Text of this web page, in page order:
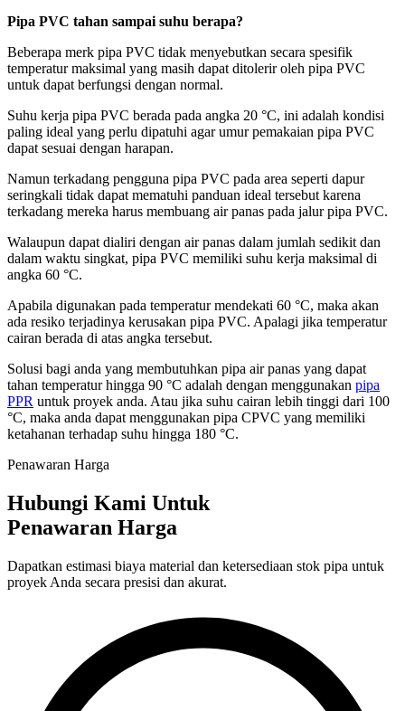
Pipa PVC tahan sampai suhu berapa?
Beberapa merk pipa PVC tidak menyebutkan secara spesifik
temperatur maksimal yang masih dapat ditolerir oleh pipa PVC
untuk dapat berfungsi dengan normal.
Suhu kerja pipa PVC berada pada angka 20 °C, ini adalah kondisi
paling ideal yang perlu dipatuhi agar umur pemakaian pipa PVC
dapat sesuai dengan harapan.
Namun terkadang pengguna pipa PVC pada area seperti dapur
seringkali tidak dapat mematuhi panduan ideal tersebut karena
terkadang mereka harus membuang air panas pada jalur pipa PVC.
Walaupun dapat dialiri dengan air panas dalam jumlah sedikit dan
dalam waktu singkat, pipa PVC memiliki suhu kerja maksimal di
angka 60 °C.
Apabila digunakan pada temperatur mendekati 60 °C, maka akan
ada resiko terjadinya kerusakan pipa PVC. Apalagi jika temperatur
cairan berada di atas angka tersebut.
Solusi bagi anda yang membutuhkan pipa air panas yang dapat
tahan temperatur hingga 90 °C adalah dengan menggunakan pipa
PPR untuk proyek anda. Atau jika suhu cairan lebih tinggi dari 100
°C, maka anda dapat menggunakan pipa CPVC yang memiliki
ketahanan terhadap suhu hingga 180 °C.
Penawaran Harga
Hubungi Kami Untuk
Penawaran Harga
Dapatkan estimasi biaya material dan ketersediaan stok pipa untuk
proyek Anda secara presisi dan akurat.